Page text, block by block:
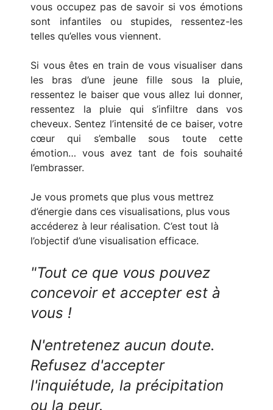
vous occupez pas de savoir si vos émotions
sont infantiles ou stupides, ressentez-les
telles qu’elles vous viennent.
Si vous êtes en train de vous visualiser dans
les bras d’une jeune fille sous la pluie,
ressentez le baiser que vous allez lui donner,
ressentez la pluie qui s’infiltre dans vos
cheveux. Sentez l’intensité de ce baiser, votre
cœur qui s’emballe sous toute cette
émotion… vous avez tant de fois souhaité
l’embrasser.
Je vous promets que plus vous mettrez
d’énergie dans ces visualisations, plus vous
accéderez à leur réalisation. C’est tout là
l’objectif d’une visualisation efficace.
"Tout ce que vous pouvez
concevoir et accepter est à
vous !
N'entretenez aucun doute.
Refusez d'accepter
l'inquiétude, la précipitation
ou la peur.